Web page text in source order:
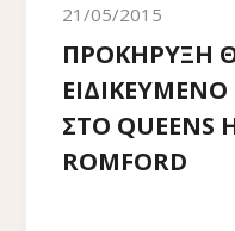
21/05/2015
ΠΡΟΚΗΡΥΞΗ
ΣΤΟ QUEENS
ROMFORD